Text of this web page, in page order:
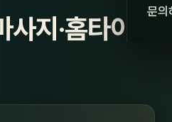
강원
충북
문의
지·홈타이